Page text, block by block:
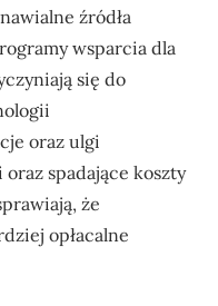
źródła
wsparcia dla
się do
oraz ulgi
spadające koszty
że
opłacalne